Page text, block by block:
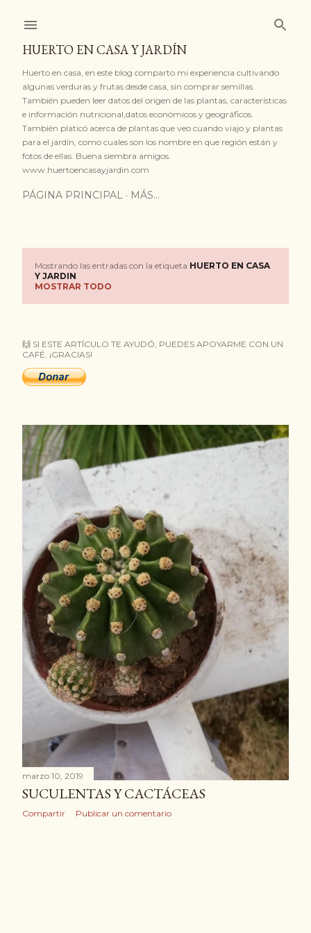
HUERTO EN CASA Y JARDÍN
Huerto en casa, en este blog comparto mi experiencia cultivando
algunas verduras y frutas desde casa, sin comprar semillas.
También pueden leer datos del origen de las plantas, características
e información nutricional,datos económicos y geográficos.
También platicó acerca de plantas que veo cuando viajo y plantas
para el jardín, como cuales son los nombre en que región están y
fotos de ellas. Buena siembra amigos.
www.huertoencasayjardin.com
PÁGINA PRINCIPAL MÁS…
n
t
r
a
a
s
Mostrando las entradas con la etiqueta HUERTO EN CASA
Y JARDIN
MOSTRAR TODO
🙌 SI ESTE ARTÍCULO TE AYUDÓ, PUEDES APOYARME CON UN
CAFÉ. ¡GRACIAS!
marzo 10, 2019
SUCULENTAS Y CACTÁCEAS
Compartir Publicar un comentario
ENTRADAS ANTIGUAS